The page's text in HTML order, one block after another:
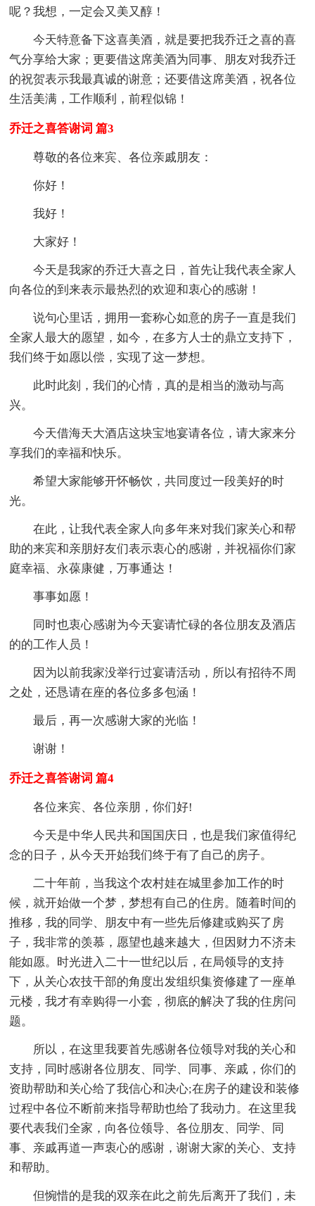
呢？我想，一定会又美又醇！
今天特意备下这喜美酒，就是要把我乔迁之喜的喜
气分享给大家；更要借这席美酒为同事、朋友对我乔迁
的祝贺表示我最真诚的谢意；还要借这席美酒，祝各位
生活美满，工作顺利，前程似锦！
乔迁之喜答谢词 篇3
尊敬的各位来宾、各位亲戚朋友：
你好！
我好！
大家好！
今天是我家的乔迁大喜之日，首先让我代表全家人
向各位的到来表示最热烈的欢迎和衷心的感谢！
说句心里话，拥用一套称心如意的房子一直是我们
全家人最大的愿望，如今，在多方人士的鼎立支持下，
我们终于如愿以偿，实现了这一梦想。
此时此刻，我们的心情，真的是相当的激动与高
兴。
今天借海天大酒店这块宝地宴请各位，请大家来分
享我们的幸福和快乐。
希望大家能够开怀畅饮，共同度过一段美好的时
光。
在此，让我代表全家人向多年来对我们家关心和帮
助的来宾和亲朋好友们表示衷心的感谢，并祝福你们家
庭幸福、永葆康健，万事通达！
事事如愿！
同时也衷心感谢为今天宴请忙碌的各位朋友及酒店
的的工作人员！
因为以前我家没举行过宴请活动，所以有招待不周
之处，还恳请在座的各位多多包涵！
最后，再一次感谢大家的光临！
谢谢！
乔迁之喜答谢词 篇4
各位来宾、各位亲朋，你们好!
今天是中华人民共和国国庆日，也是我们家值得纪
念的日子，从今天开始我们终于有了自己的房子。
二十年前，当我这个农村娃在城里参加工作的时
候，就开始做一个梦，梦想有自己的住房。随着时间的
推移，我的同学、朋友中有一些先后修建或购买了房
子，我非常的羡慕，愿望也越来越大，但因财力不济未
能如愿。时光进入二十一世纪以后，在局领导的支持
下，从关心农技干部的角度出发组织集资修建了一座单
元楼，我才有幸购得一小套，彻底的解决了我的住房问
题。
所以，在这里我要首先感谢各位领导对我的关心和
支持，同时感谢各位朋友、同学、同事、亲戚，你们的
资助帮助和关心给了我信心和决心;在房子的建设和装修
过程中各位不断前来指导帮助也给了我动力。在这里我
要代表我们全家，向各位领导、各位朋友、同学、同
事、亲戚再道一声衷心的感谢，谢谢大家的关心、支持
和帮助。
但惋惜的是我的双亲在此之前先后离开了我们，未